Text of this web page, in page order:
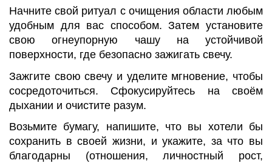
Начните свой ритуал с очищения области любым
удобным для вас способом. Затем установите
свою огнеупорную чашу на устойчивой
поверхности, где безопасно зажигать свечу.
Зажгите свою свечу и уделите мгновение, чтобы
сосредоточиться. Сфокусируйтесь на своём
дыхании и очистите разум.
Возьмите бумагу, напишите, что вы хотели бы
сохранить в своей жизни, и укажите, за что вы
благодарны (отношения, личностный рост,